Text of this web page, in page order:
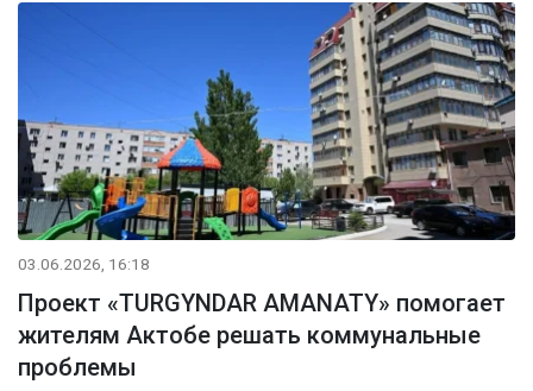
03.06.2026, 16:18
Проект «TURGYNDAR AMANATY» помогает
жителям Актобе решать коммунальные
проблемы